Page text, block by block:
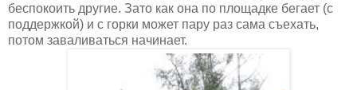
беспокоить другие. Зато как она по площадке бегает (с
поддержкой) и с горки может пару раз сама съехать,
потом заваливаться начинает.